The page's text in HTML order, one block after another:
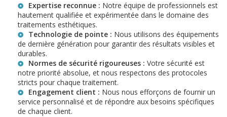
Expertise reconnue : Notre équipe de professionnels est
hautement qualifiée et expérimentée dans le domaine des
traitements esthétiques.
Technologie de pointe : Nous utilisons des équipements
de dernière génération pour garantir des résultats visibles et
durables.
Normes de sécurité rigoureuses : Votre sécurité est
notre priorité absolue, et nous respectons des protocoles
stricts pour chaque traitement.
Engagement client : Nous nous efforçons de fournir un
service personnalisé et de répondre aux besoins spécifiques
de chaque client.